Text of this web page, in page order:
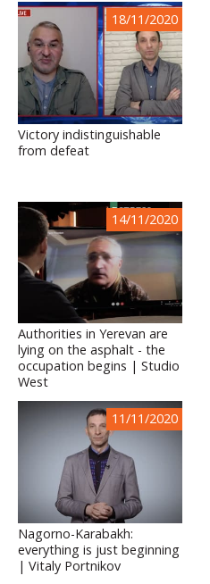
18/11/2020
Victory indistinguishable
from defeat
14/11/2020
Authorities in Yerevan are
lying on the asphalt - the
occupation begins | Studio
West
11/11/2020
Nagorno-Karabakh:
everything is just beginning
| Vitaly Portnikov